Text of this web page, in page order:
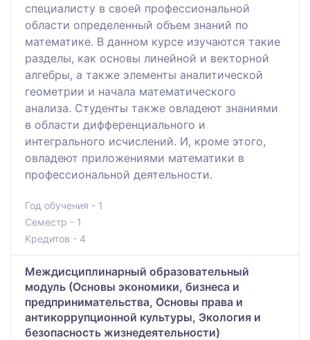
специалисту в своей профессиональной
области определенный объем знаний по
математике. В данном курсе изучаются такие
разделы, как основы линейной и векторной
алгебры, а также элементы аналитической
геометрии и начала математического
анализа. Студенты также овладеют знаниями
в области дифференциального и
интегрального исчислений. И, кроме этого,
овладеют приложениями математики в
профессиональной деятельности.
Год обучения - 1
Семестр - 1
Кредитов - 4
Междисциплинарный образовательный
модуль (Основы экономики, бизнеса и
предпринимательства, Основы права и
антикоррупционной культуры, Экология и
безопасность жизнедеятельности)